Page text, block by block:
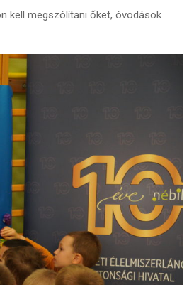
kell megszólítani őket, óvodások